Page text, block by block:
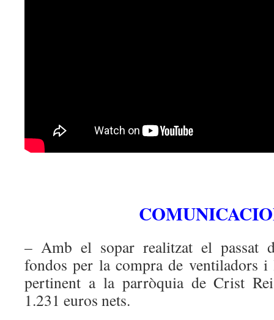
– Amb el sopar realitzat el passat
fondos per la compra de ventiladors i
pertinent a la parròquia de Crist
1.231 euros nets.